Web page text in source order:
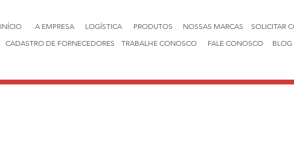
INÍCIO A EMPRESA LOGÍSTICA PRODUTOS NOSSAS MARCAS
SOLICITAR
CADASTRO DE FORNECEDORES
TRABALHE CONOSCO FALE CONOSCO